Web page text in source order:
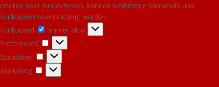
erteilen oder zurückziehen, können bestimmte Merkmale und
Funktionen beeinträchtigt werden.
Funktionell
Funktionell
Immer aktiv
Preferences
Preferences
Statistiken
Statistiken
Marketing
Marketing